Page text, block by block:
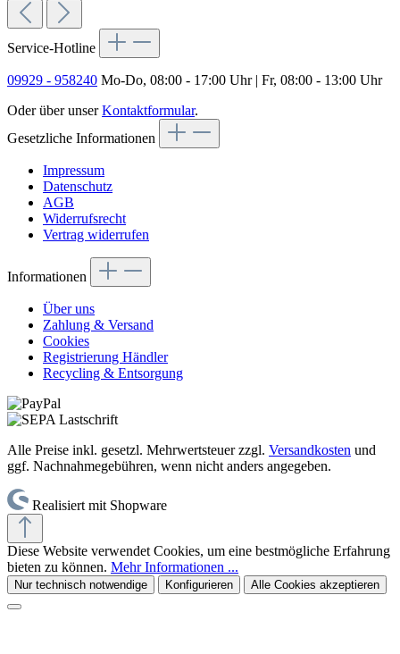
Service-Hotline
09929 - 958240 Mo-Do, 08:00 - 17:00 Uhr | Fr, 08:00 - 13:00 Uhr
Oder über unserKontaktformular.
Gesetzliche Informationen
Impressum
Datenschutz
AGB
Widerrufsrecht
Vertrag widerrufen
Informationen
Über uns
Zahlung & Versand
Cookies
Registrierung Händler
Recycling & Entsorgung
Alle Preise inkl. gesetzl. Mehrwertsteuer zzgl. Versandkosten und
ggf. Nachnahmegebühren, wenn nicht anders angegeben.
Realisiert mit Shopware
Diese Website verwendet Cookies, um eine bestmögliche Erfahrung
bieten zu können. Mehr Informationen ...
Nur technisch notwendige Konfigurieren Alle Cookies akzeptieren